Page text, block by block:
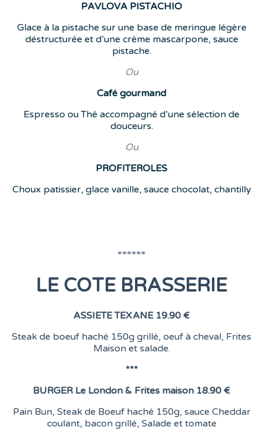
PAVLOVA PISTACHIO
Glace à la pistache sur une base de meringue légère
déstructurée et d’une crème mascarpone, sauce
pistache.
Ou
Café gourmand
Espresso ou Thé accompagné d’une sélection de
douceurs.
Ou
PROFITEROLES
Choux patissier, glace vanille, sauce chocolat, chantilly
******
LE COTE BRASSERIE
ASSIETE TEXANE 19.90 €
Steak de boeuf haché 150g grillé, oeuf à cheval, Frites
Maison et salade.
***
BURGER Le London & Frites maison 18.90 €
Pain Bun, Steak de Boeuf haché 150g, sauce Cheddar
coulant, bacon grillé, Salade et tomate